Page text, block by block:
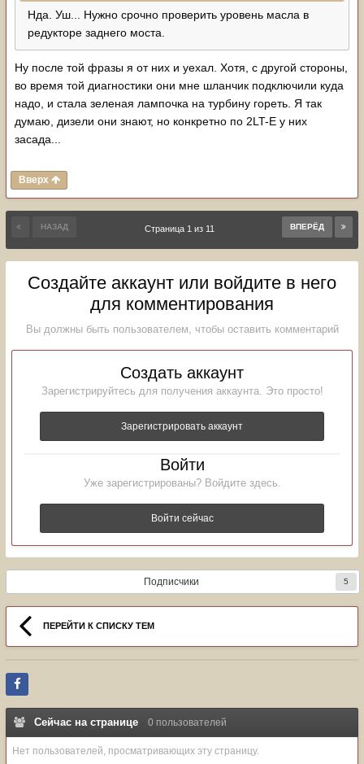
Нда. Уш... Нужно срочно проверить уровень масла в
редукторе заднего моста.
Ну после той фразы я от них и уехал. Хотя, с другой стороны,
во время той диагностики они мне шланчик подключили куда
надо, и стала зеленая лампочка на турбину гореть. Я так
думаю, дизели они знают, но конкретно по 2LT-E у них
засада...
Вверх
НАЗАД ВПЕРЁД
Страница 1 из 11
Создайте аккаунт или войдите в него
для комментирования
Вы должны быть пользователем, чтобы оставить комментарий
Создать аккаунт
Зарегистрируйтесь для получения аккаунта. Это просто!
Зарегистрировать аккаунт
Войти
Уже зарегистрированы? Войдите здесь.
Войти сейчас
Подписчики 5
ПЕРЕЙТИ К СПИСКУ ТЕМ
Сейчас на странице 0 пользователей
Нет пользователей, просматривающих эту страницу.